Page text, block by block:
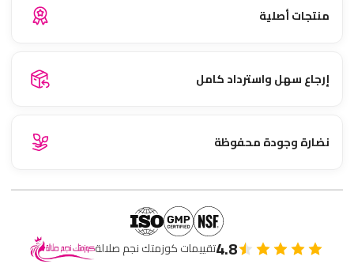
منتجات أصلية
إرجاع سهل واسترداد كامل
نضارة وجودة محفوظة
4.8تقييمات كوزمتك نجم صلالة